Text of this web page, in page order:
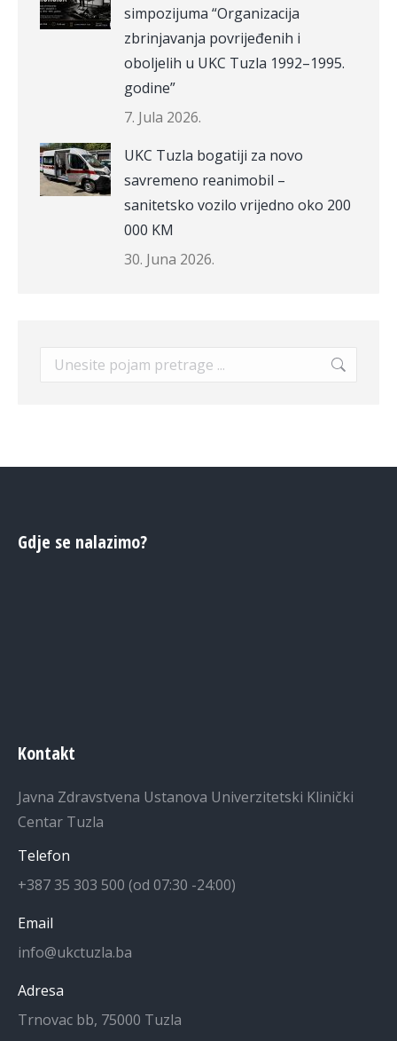
simpozijuma “Organizacija
zbrinjavanja povrijeđenih i
oboljelih u UKC Tuzla 1992–1995.
godine”
7. Jula 2026.
UKC Tuzla bogatiji za novo
savremeno reanimobil –
sanitetsko vozilo vrijedno oko 200
000 KM
30. Juna 2026.
Search:
Gdje se nalazimo?
Kontakt
Javna Zdravstvena Ustanova Univerzitetski Klinički
Centar Tuzla
Telefon
+387 35 303 500 (od 07:30 -24:00)
Email
info@ukctuzla.ba
Adresa
Trnovac bb, 75000 Tuzla